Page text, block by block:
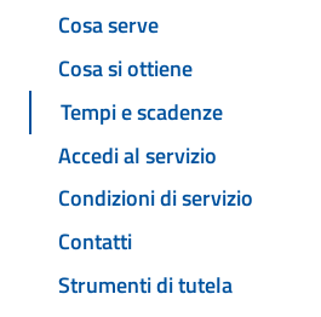
Cosa serve
Cosa si ottiene
Tempi e scadenze
Accedi al servizio
Condizioni di servizio
Contatti
Strumenti di tutela